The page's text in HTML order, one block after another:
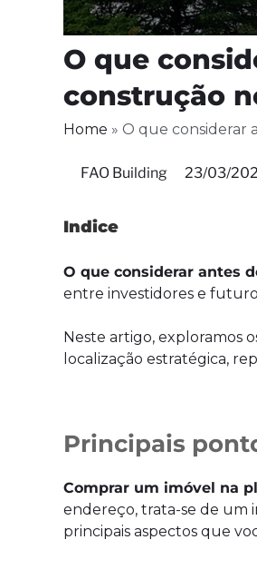
O que
construção
Home » O que considerar
FAO Building 23/03/
Indice
O que considerar antes
entre investidores e
Neste artigo, exploramos
localização estratégica,
Principais
Comprar um imóvel na
endereço, trata-se de um
principais aspectos que